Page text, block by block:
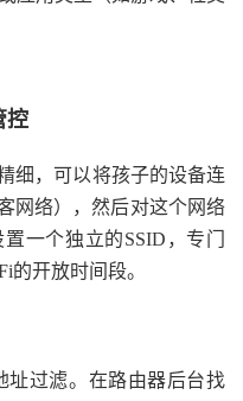
控
细，可以将孩子的设备连
网络），然后对这个网络
一个独立的SSID，专门
的开放时间段。
址过滤。在路由器后台找